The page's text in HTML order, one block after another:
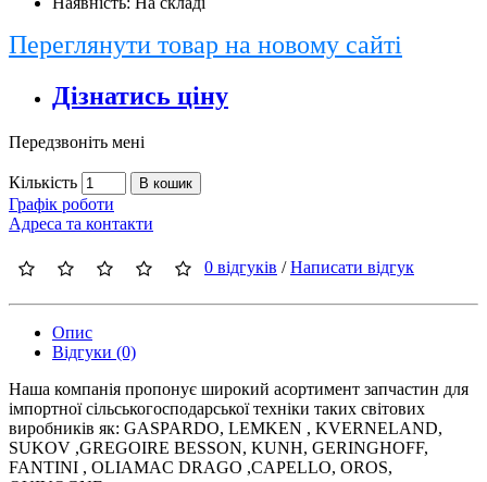
Переглянути товар на новому сайті
Дізнатись ціну
Передзвоніть мені
Кількість В кошик
Графік роботи
Адреса та контакти
0 відгуків /Написати відгук
Опис
Відгуки (0)
Наша компанія пропонує широкий асортимент запчастин для
імпортної сільськогосподарської техніки таких світових
виробників як: GASPARDO, LEMKEN , KVERNELAND,
SUKOV ,GREGOIRE BESSON, KUNH, GERINGHOFF,
FANTINI , OLIAMAC DRAGO ,CAPELLO, OROS,